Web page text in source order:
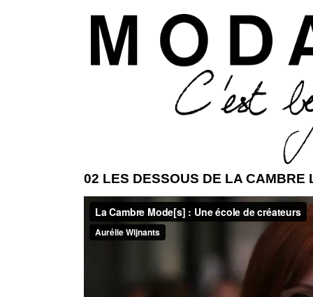
Aller
ModaModa
02 LES DESSOUS DE LA CAMBRE